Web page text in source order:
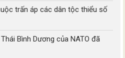
trấn áp các dân tộc thiểu số
Bình Dương của NATO đã